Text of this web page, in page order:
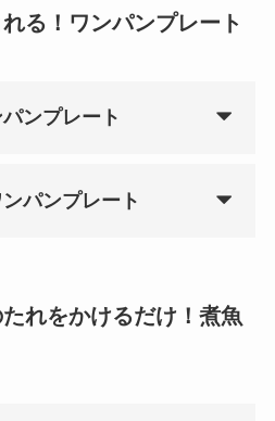
る！ワンパンプレート
ンプレート
パンプレート
れをかけるだけ！煮魚